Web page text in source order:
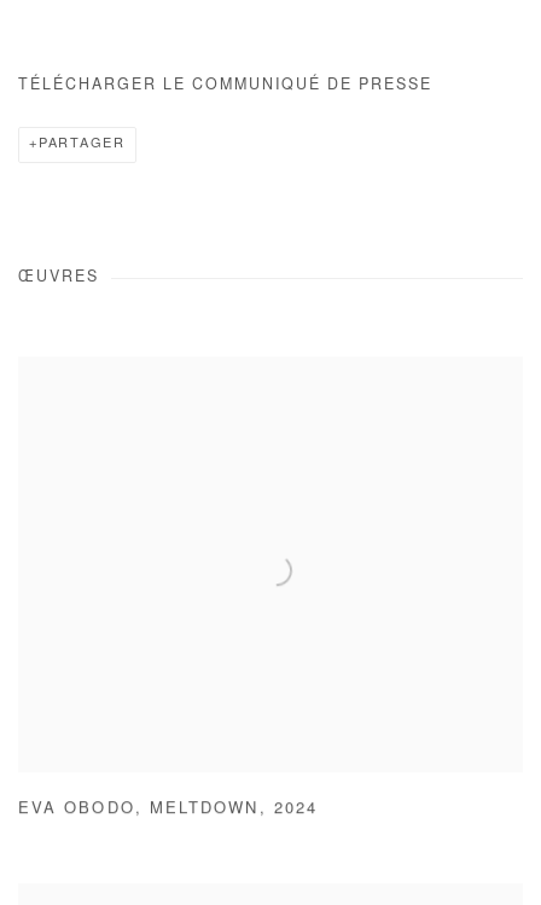
TÉLÉCHARGER LE COMMUNIQUÉ DE PRESSE
PARTAGER
ŒUVRES
EVA OBODO , MELTDOWN , 2024